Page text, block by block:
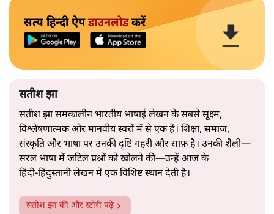
सत्य हिन्दी ऐपडाउनलोडकरें
सतीश झा
सतीश झा समकालीन भारतीय भाषाई लेखन के सबसे सूक्ष्म,
विश्लेषणात्मक और मानवीय स्वरों में से एक हैं। शिक्षा, समाज,
संस्कृति और भाषा पर उनकी दृष्टि गहरी और साफ़ है। उनकी शैली—
सरल भाषा में जटिल प्रश्नों को खोलने की—उन्हें आज के
हिंदी‑हिंदुस्तानी लेखन में एक विशिष्ट स्थान देती है।
सतीश झा की और स्टोरी पढ़ें